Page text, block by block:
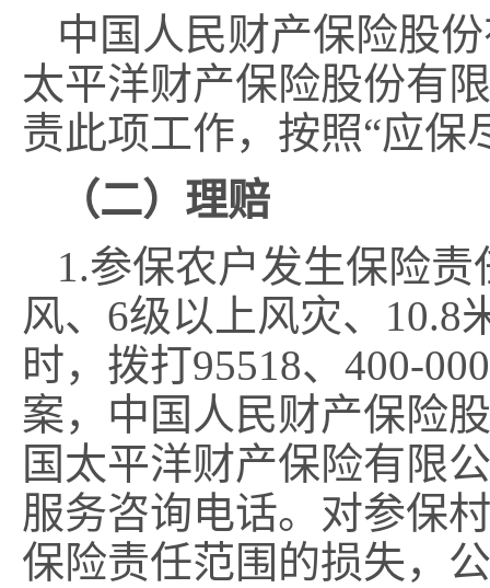
中国人民财产保险股
太平洋财产保险股份有
责此项工作，按照“应保
（二）理赔
1.参保农户发生保险
风、 6级以上风灾、 10.8
时，拨打95518、 400-
案， 中国人民财产保险
国太平洋财产保险有限
服务咨询电话。对参保
保险责任范围的损失，